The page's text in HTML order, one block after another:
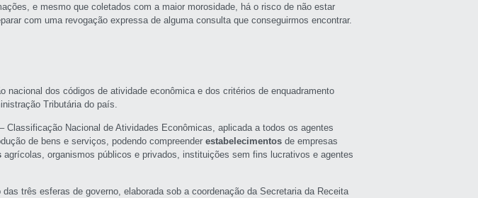
e mesmo que coletados com a maior morosidade, há o risco de não estar
com uma revogação expressa de alguma consulta que conseguirmos encontrar.
nacional dos códigos de atividade econômica e dos critérios de enquadramento
Tributária do país.
Classificação Nacional de Atividades Econômicas, aplicada a todos os agentes
de bens e serviços, podendo compreenderestabelecimentosde empresas
agrícolas, organismos públicos e privados, instituições sem fins lucrativos e agentes
três esferas de governo, elaborada sob a coordenação da Secretaria da Receita